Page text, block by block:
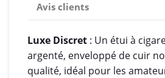
Avis clients
Luxe Discret : Un étui à
argenté, enveloppé de cuir
qualité, idéal pour les